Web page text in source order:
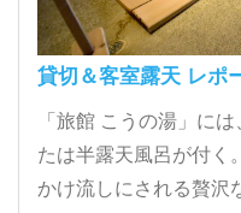
貸切＆客室露天 レポ
「旅館 こうの湯」に
たは半露天風呂が付く
かけ流しにされる贅沢